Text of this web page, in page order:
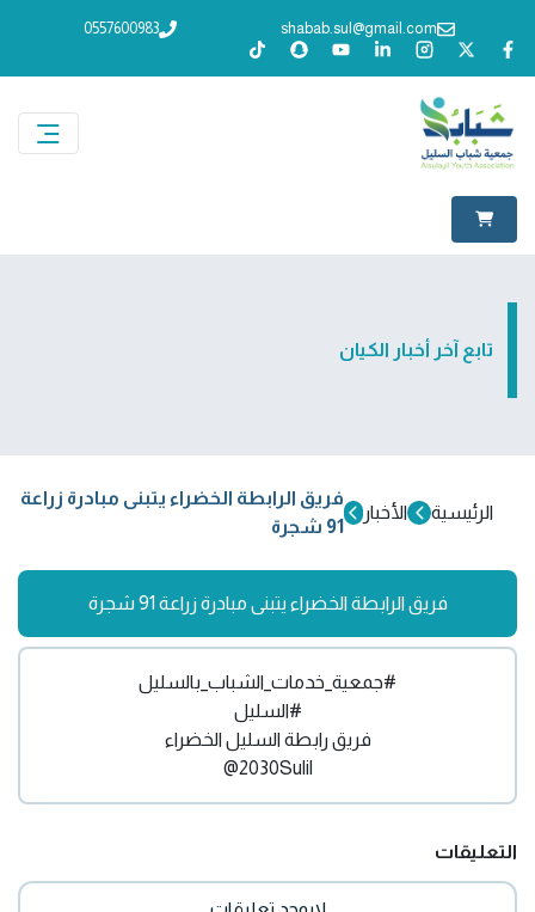
shabab.sul@gmail.com
0557600983
تابع آخر أخبار الكيان
الرئيسية الأخبار
فريق الرابطة الخضراء يتبنى مبادرة زراعة
91 شجرة
فريق الرابطة الخضراء يتبنى مبادرة زراعة 91 شجرة
#جمعية_خدمات_الشباب_بالسليل
#السليل
فريق رابطة السليل الخضراء
@2030Sulil
التعليقات